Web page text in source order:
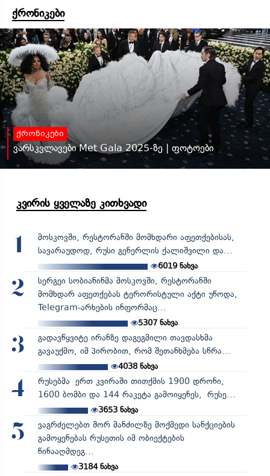
ქრონიკები
ქრონიკები
ვარსკვლავები Met Gala 2025-ზე | ფოტოები
კვირის ყველაზე კითხვადი
1
მოსკოვში, რესტორანში მომხდარი აფეთქებისას,
სავარაუდოდ, რუსი გენერლის ქალიშვილი და...
6019 ნახვა
2
სერგეი სობიანინმა მოსკოვში, რესტორანში
მომხდარ აფეთქებას ტერორისტული აქტი უწოდა,
Telegram-არხების ინფორმაც...
5307ნახვა
3
გადავწყვიტე ირანზე დაგეგმილი თავდასხმა
გავაუქმო, იმ პირობით, რომ შეთანხმება სწრა...
4038ნახვა
4
რუსებმა ერთ კვირაში თითქმის 1900 დრონი,
1600 ბომბი და 144 რაკეტა გამოიყენეს, რუსე...
3653ნახვა
5
ვაგრძელებთ შორ მანძილზე მოქმედი სანქციების
გამოყენებას რუსეთის იმ ობიექტების
წინააღმდეგ...
3184ნახვა